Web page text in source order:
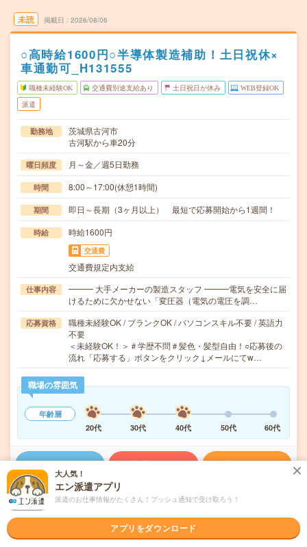
未読 掲載日 2026/08/06
○高時給1600円○半導体製造補助！土日祝休×
車通勤可_H131555
職種未経験OK 交通費別途支給あり 土日祝日が休み WEB登録OK
派遣
勤務地
茨城県古河市
古河駅から車20分
曜日頻度 月～金／週5日勤務
時間 8:00～17:00(休憩1時間)
期間 即日～長期（3ヶ月以上） 最短で応募開始から1週間！
時給 時給1600円
交通費
交通費規定内支給
仕事内容
━━━ 大手メーカーの製造スタッフ ━━━電気を安全に届
けるために欠かせない「変圧器（電気の電圧を調…
応募資格
職種未経験OK / ブランクOK / パソコンスキル不要 / 英語力
不要
＜未経験OK！＞＃学歴不問＃髪色・髪型自由！○応募後の
流れ「応募する」ボタンをクリック↓メールにてw…
職場の雰囲気
年齢層
20代
30代 40代 50代 60代
気になる! 応募へ進む 詳しく見る
派遣会社 株式会社ウィルオブ・ワーク FO事業部
大人気！
エン派遣アプリ
派遣のお仕事情報がたくさん！プッシュ通知で受け取ろう！
アプリをダウンロード